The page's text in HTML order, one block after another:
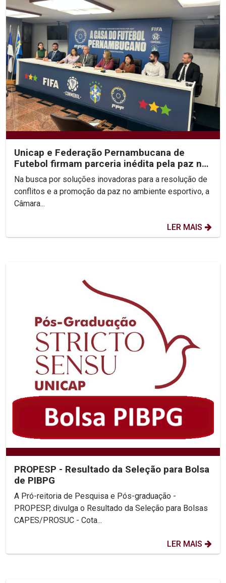
Unicap e Federação Pernambucana de
Futebol firmam parceria inédita pela paz no
esporte
Na busca por soluções inovadoras para a resolução de
conflitos e a promoção da paz no ambiente esportivo, a
Câmara...
LER MAIS
PROPESP - Resultado da Seleção para Bolsa
de PIBPG
A Pró-reitoria de Pesquisa e Pós-graduação -
PROPESP, divulga o Resultado da Seleção para Bolsas
CAPES/PROSUC - Cota...
LER MAIS